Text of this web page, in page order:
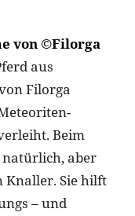
von ©Filorga
aus
Filorga
Beim
aber
Knaller. Sie hilft
– und